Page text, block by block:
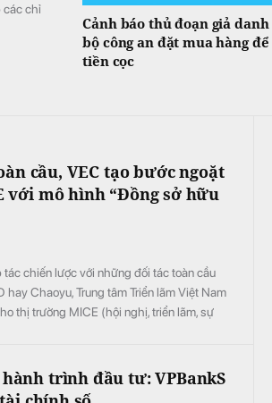
các chỉ
Cảnh báo thủ đoạn giả danh
bộ công an đặt mua hàng
tiền cọc
cầu, VEC tạo bước ngoặt
với mô hình “Đồng sở hữu
chiến lược với những đối tác toàn cầu
hay Chaoyu, Trung tâm Triển lãm Việt Nam
thị trường MICE (hội nghị, triển lãm, sự
trình đầu tư: VPBankS